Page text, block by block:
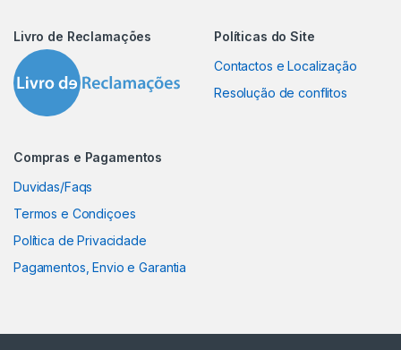
Livro de Reclamações
Políticas do Site
Contactos e Localização
Resolução de conflitos
Compras e Pagamentos
Duvidas/Faqs
Termos e Condiçoes
Política de Privacidade
Pagamentos, Envio e Garantia